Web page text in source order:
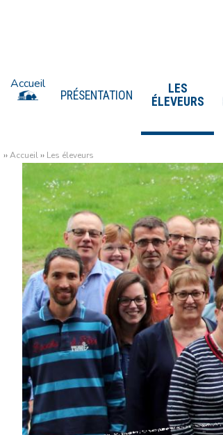
Accueil
PRÉSENTATION
LES
ÉLEVEURS
››Accueil›› Les éleveurs